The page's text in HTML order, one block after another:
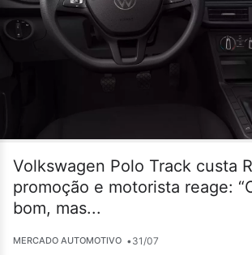
Volkswagen Polo Track custa
promoção e motorista reage:
bom, mas...
MERCADO AUTOMOTIVO •31/07